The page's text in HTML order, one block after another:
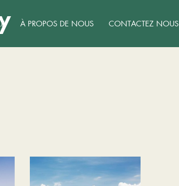
À PROPOS DE NOUS CONTACTEZ NOUS